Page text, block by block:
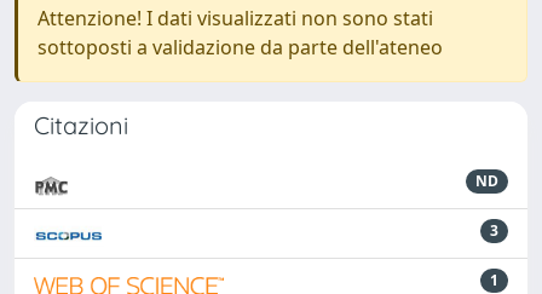
Attenzione! I dati visualizzati non sono stati
sottoposti a validazione da parte dell'ateneo
Citazioni
ND
3
1